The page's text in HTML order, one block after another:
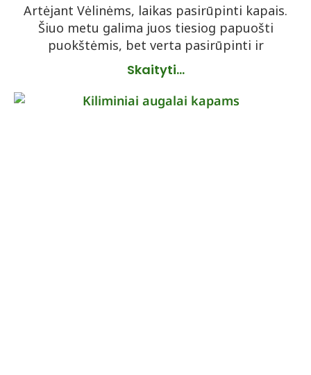
Artėjant Vėlinėms, laikas pasirūpinti kapais.
Šiuo metu galima juos tiesiog papuošti
puokštėmis, bet verta pasirūpinti ir
Skaityti...